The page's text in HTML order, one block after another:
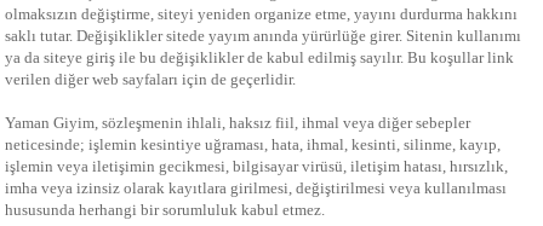
olmaksızın değiştirme, siteyi yeniden organize etme, yayını durdurma hakkını
saklı tutar. Değişiklikler sitede yayım anında yürürlüğe girer. Sitenin kullanımı
ya da siteye giriş ile bu değişiklikler de kabul edilmiş sayılır. Bu koşullar link
verilen diğer web sayfaları için de geçerlidir.
Yaman Giyim, sözleşmenin ihlali, haksız fiil, ihmal veya diğer sebepler
neticesinde; işlemin kesintiye uğraması, hata, ihmal, kesinti, silinme, kayıp,
işlemin veya iletişimin gecikmesi, bilgisayar virüsü, iletişim hatası, hırsızlık,
imha veya izinsiz olarak kayıtlara girilmesi, değiştirilmesi veya kullanılması
hususunda herhangi bir sorumluluk kabul etmez.